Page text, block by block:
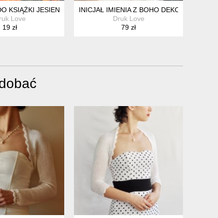
KSIĄŻKI JESIENNY SŁÓJ DRZEWO
Love
19 zł
INICJAŁ IMIENIA Z BOHO DEKORACJAMI
Druk Love
79 zł